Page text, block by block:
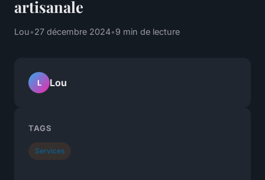
artisanale
Lou•27 décembre 2024•9 min de lecture
L Lou
TAGS
Services